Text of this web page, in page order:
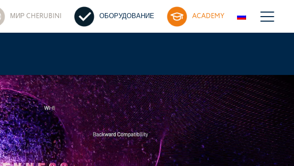
МИР CHERUBINI ОБОРУДОВАНИЕ ACADEMY